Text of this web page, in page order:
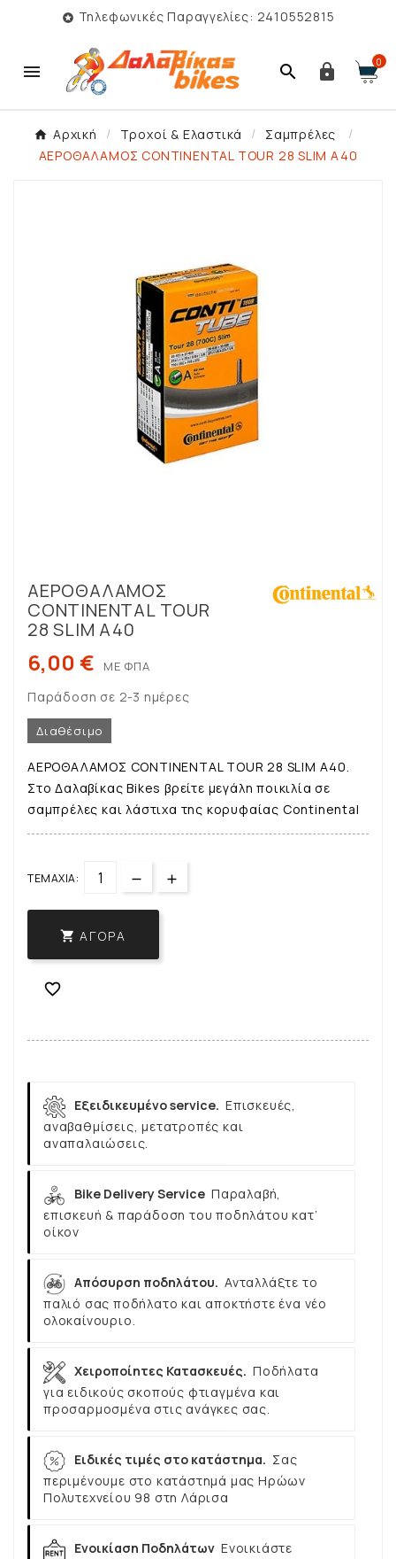
 Τηλεφωνικές Παραγγελίες: 2410552815
   0
Αρχική Τροχοί & Ελαστικά
Σαμπρέλες
ΑΕΡΟΘΑΛΑΜΟΣ CONTINENTAL TOUR 28 SLIM A40
ΑΕΡΟΘΑΛΑΜΟΣ
CONTINENTAL TOUR
28 SLIM A40
6,00 € ΜΕ ΦΠΑ
Παράδοση σε 2-3 ημέρες
Διαθέσιμο
ΑΕΡΟΘΑΛΑΜΟΣ CONTINENTAL TOUR 28 SLIM A40.
Στο Δαλαβίκας Bikes βρείτε μεγάλη ποικιλία σε
σαμπρέλες και λάστιχα της κορυφαίας Continental
ΤΕΜΆΧΙΑ:
 ΑΓΟΡΆ

Εξειδικευμένο service. Επισκευές,
αναβαθμίσεις, μετατροπές και
αναπαλαιώσεις.
Bike Delivery Service Παραλαβή,
επισκευή & παράδοση του ποδηλάτου κατ’
οίκον
Απόσυρση ποδηλάτου. Ανταλλάξτε το
παλιό σας ποδήλατο και αποκτήστε ένα νέο
ολοκαίνουριο.
Χειροποίητες Κατασκευές. Ποδήλατα
για ειδικούς σκοπούς φτιαγμένα και
προσαρμοσμένα στις ανάγκες σας.
Ειδικές τιμές στο κατάστημα. Σας
περιμένουμε στο κατάστημά μας Ηρώων
Πολυτεχνείου 98 στη Λάρισα
Ενοικίαση Ποδηλάτων Ενοικιάστε